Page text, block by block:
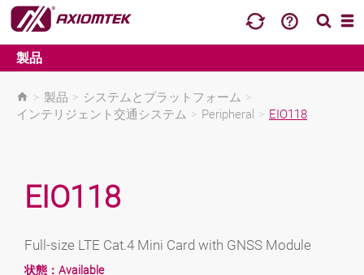
製品
> 製品 > システムとプラットフォーム >
インテリジェント交通システム > Peripheral > EIO118
EIO118
Full-size LTE Cat.4 Mini Card with GNSS Module
状態： Available